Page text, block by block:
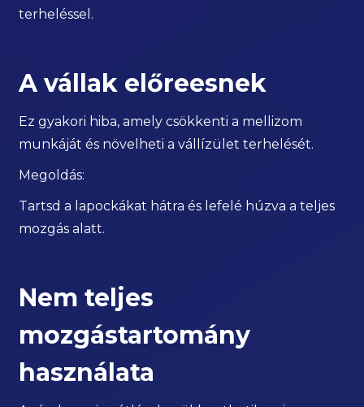
terheléssel.
A vállak előreesnek
Ez gyakori hiba, amely csökkenti a mellizom
munkáját és növelheti a vállízület terhelését.
Megoldás:
Tartsd a lapockákat hátra és lefelé húzva a teljes
mozgás alatt.
Nem teljes
mozgástartomány
használata